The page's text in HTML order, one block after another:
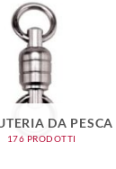
DA PESCA
176 PRODOTTI